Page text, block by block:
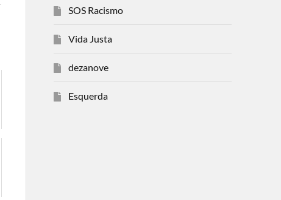
SOS Racismo
Vida Justa
dezanove
Esquerda